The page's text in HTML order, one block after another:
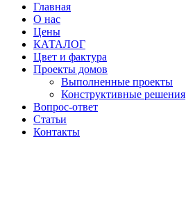
Главная
О нас
Цены
КАТАЛОГ
Цвет и фактура
Проекты домов
Выполненные проекты
Конструктивные решения
Вопрос-ответ
Статьи
Контакты